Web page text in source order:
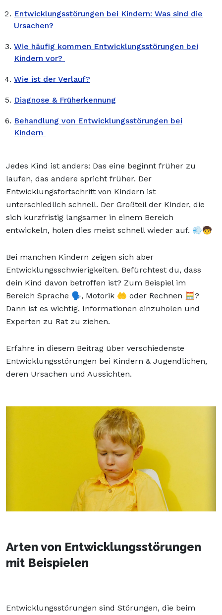
Entwicklungsstörungen bei Kindern: Was sind die
Ursachen?
Wie häufig kommen Entwicklungsstörungen bei
Kindern vor?
Wie ist der Verlauf?
Diagnose & Früherkennung
Behandlung von Entwicklungsstörungen bei
Kindern
Jedes Kind ist anders: Das eine beginnt früher zu
laufen, das andere spricht früher. Der
Entwicklungsfortschritt von Kindern ist
unterschiedlich schnell. Der Großteil der Kinder, die
sich kurzfristig langsamer in einem Bereich
entwickeln, holen dies meist schnell wieder auf. 💨🧒
Bei manchen Kindern zeigen sich aber
Entwicklungsschwierigkeiten. Befürchtest du, dass
dein Kind davon betroffen ist? Zum Beispiel im
Bereich Sprache 🗣️, Motorik 🤲 oder Rechnen 🧮?
Dann ist es wichtig, Informationen einzuholen und
Experten zu Rat zu ziehen.
Erfahre in diesem Beitrag über verschiedenste
Entwicklungsstörungen bei Kindern & Jugendlichen,
deren Ursachen und Aussichten.
Arten von Entwicklungsstörungen
mit Beispielen
Entwicklungsstörungen sind Störungen, die beim